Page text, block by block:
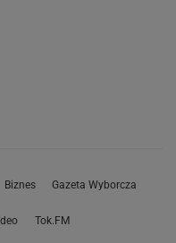
Biznes Gazeta Wyborcza
Tok.FM